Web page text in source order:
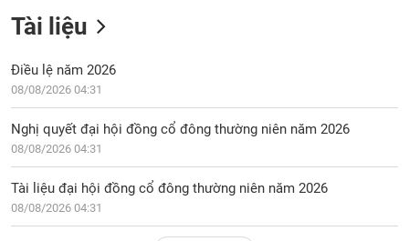
Tài liệu
Điều lệ năm 2026
08/08/2026 04:31
Nghị quyết đại hội đồng cổ đông thường niên năm 2026
08/08/2026 04:31
Tài liệu đại hội đồng cổ đông thường niên năm 2026
08/08/2026 04:31